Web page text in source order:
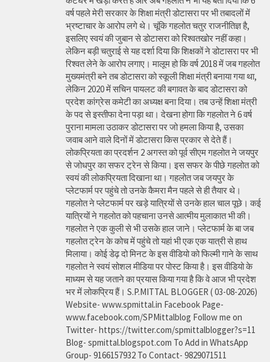
वर्ष पहले मेरी सरकार के शिक्षा मंत्री डोटासरा पर भी तबादलों में
भ्रष्टाचार के आरोप लगे थे। चूंकि गहलोत चतुर राजनीतिज्ञ है,
इसलिए स्वयं की जुबान से डोटासरा को रिश्वतखोर नहीं कहा।
लेकिन बड़ी चतुराई से यह दर्शा दिया कि शिक्षकों ने डोटासरा पर भी
रिश्वत लेने के आरोप लगाए। मालूम हो कि वर्ष 2018 में जब गहलोत
मुख्यमंत्री बने तब डोटासरा को स्कूली शिक्षा मंत्री बनाया गया था,
लेकिन 2020 में सचिन पायलट की बगावत के बाद डोटासरा को
प्रदेश कांग्रेस कमेटी का अध्यक्ष बना दिया। तब उन्हें शिक्षा मंत्री
के पद से इस्तीफा देना पड़ा था। देखना होगा कि गहलोत ने 6 वर्ष
पुराना मामला उठाकर डोटासरा पर जो हमला किया है, उसका
जवाब आने वाले दिनों में डोटासरा किस प्रकार से देते हैं।
लोकप्रियता का प्रदर्शन 2 अगस्त को पूर्व सीएम गहलोत ने जयपुर
से जोधपुर का सफर ट्रेन से किया। इस सफर के पीछे गहलोत को
स्वयं की लोकप्रियता दिखाना था। गहलोत जब जयपुर के
प्लेटफार्म पर पहुंचे तो उनके कैमरा मैन पहले से ही तैयार थे।
गहलोत ने प्लेटफार्म पर खड़े यात्रियों से उनके हाल चाल पूछे। कई
यात्रियों ने गहलोत को पहचाना उनसे आत्मीय मुलाकात भी की।
गहलोत ने एक कुली से भी उसके हाल जाने। प्लेटफार्म के बा जब
गहलोत ट्रेन के कोच में पहुंचे तो यहां भी एक एक यात्री से हाथ
मिलाया। कोई डेढ़ दो मिनट के इस वीडियो को फिल्मी गाने के साथ
गहलोत ने स्वयं सोशल मीडिया पर पोस्ट किया है। इस वीडियो के
माध्यम से यह जताने का प्रयास किया गया है कि वे आज भी प्रदेश
भर में लोकप्रिय हैं। S.P.MITTAL BLOGGER ( 03-08-2026)
Website- www.spmittal.in Facebook Page-
www.facebook.com/SPMittalblog Follow me on
Twitter- https://twitter.com/spmittalblogger?s=11
Blog- spmittal.blogspot.com To Add in WhatsApp
Group- 9166157932 To Contact- 9829071511